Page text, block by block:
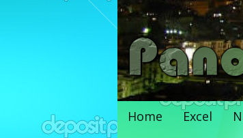
Vai
contenuto
Home Excel